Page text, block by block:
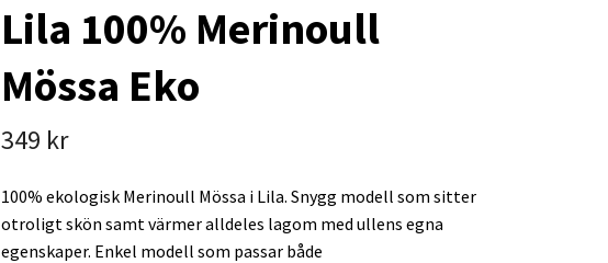
Lila 100% Merinoull
Mössa Eko
349 kr
100% ekologisk Merinoull Mössa i Lila. Snygg modell som sitter
otroligt skön samt värmer alldeles lagom med ullens egna
egenskaper. Enkel modell som passar både